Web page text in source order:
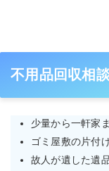
不用品回収相
少量から一軒家
ゴミ屋敷の片付
故人が遺した遺